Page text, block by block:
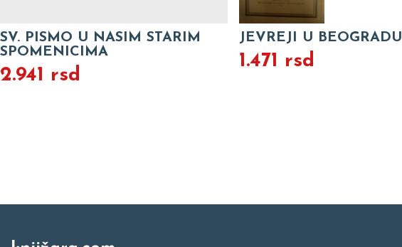
SV. PISMO U NASIM STARIM
SPOMENICIMA
2.941 rsd
JEVREJI U BEOGRADU
1.471 rsd